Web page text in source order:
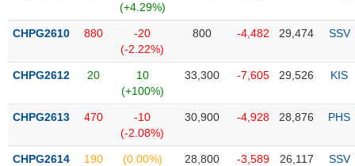
phiếu
tiết
quan
dịch
(+4.29%)
CHPG2610 880
-20
(-2.22%)
800 -4,482 29,474 SSV
CHPG2612 20
10
(+100%)
33,300 -7,605 29,526 KIS
CHPG2613 470
-10
(-2.08%)
30,900 -4,928 28,876 PHS
CHPG2614 190 (0.00%) 28,800 -3,589 26,117 SSV
MỚI
Ngành
(-)
VS-
SECTOR